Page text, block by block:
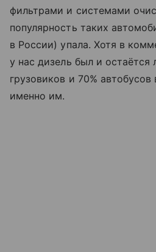
фильтрами и системами
популярность таких
в России) упала. Хотя в
у нас дизель был и остаётся
грузовиков и 70%
именно им.